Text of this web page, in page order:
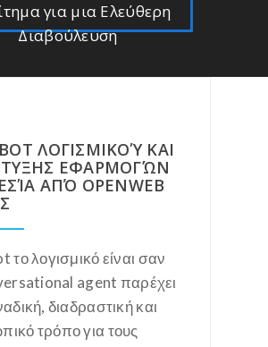
για μια Ελεύθερη
Διαβούλευση
ΛΟΓΙΣΜΙΚΟΎ ΚΑΙ
ΕΦΑΡΜΟΓΏΝ
ΑΠΌ OPENWEB
το λογισμικό είναι σαν
agent παρέχει
διαδραστική και
τρόπο για τους